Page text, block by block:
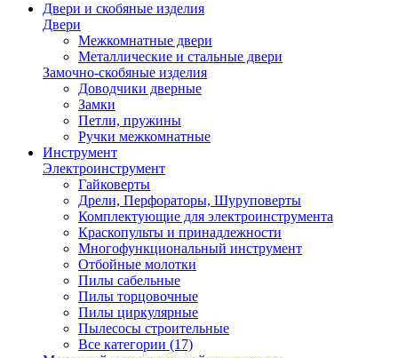
Двери и скобяные изделия
Двери
Межкомнатные двери
Металлические и стальные двери
Замочно-скобяные изделия
Доводчики дверные
Замки
Петли, пружины
Ручки межкомнатные
Инструмент
Электроинструмент
Гайковерты
Дрели, Перфораторы, Шуруповерты
Комплектующие для электроинструмента
Краскопульты и принадлежности
Многофункциональный инструмент
Отбойные молотки
Пилы сабельные
Пилы торцовочные
Пилы циркулярные
Пылесосы строительные
Все категории (17)